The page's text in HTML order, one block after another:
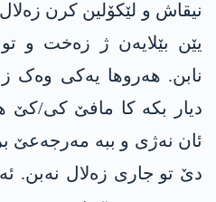
نیقاش و لێکۆلین کرن
یێن بێلایەن ژ زەخت و
نابن. هەروها یەکی وەک
دیار بکە کا مافێ کی/کێ
ئان نەژی و ببە مه‌رجه‌عێ
دێ تو جاری زەلال نەبن.